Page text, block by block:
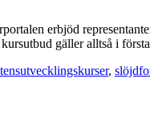
erbjöd
kursutbud gäller alltså i
,